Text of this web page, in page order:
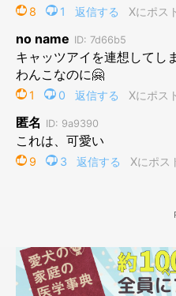
@mokaannsara_shiba
モカちゃんも…